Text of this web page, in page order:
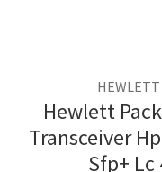
Hewlett
Transceiver
Sfp+ Lc